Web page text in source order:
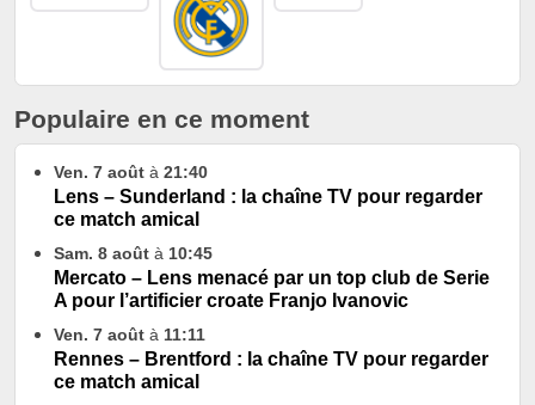
Populaire en ce moment
Ven. 7 août à 21:40
Lens – Sunderland : la chaîne TV pour regarder
ce match amical
Sam. 8 août à 10:45
Mercato – Lens menacé par un top club de Serie
A pour l’artificier croate Franjo Ivanovic
Ven. 7 août à 11:11
Rennes – Brentford : la chaîne TV pour regarder
ce match amical